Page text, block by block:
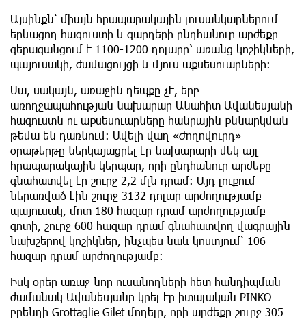
Այսինքն՝ միայն հրապարակային լուսանկարներում
երևացող հագուստի և զարդերի ընդհանուր արժեքը
գերազանցում է 1100-1200 դոլարը՝ առանց կոշիկների,
պայուսակի, ժամացույցի և մյուս աքսեսուարների։
Սա, սակայն, առաջին դեպքը չէ, երբ
առողջապահության նախարար Անահիտ Ավանեսյանի
հագուստն ու աքսեսուարները հանրային քննարկման
թեմա են դառնում։ Ավելի վաղ «Ժողովուրդ»
օրաթերթը ներկայացրել էր նախարարի մեկ այլ
հրապարակային կերպար, որի ընդհանուր արժեքը
գնահատվել էր շուրջ 2,2 մլն դրամ։ Այդ լուքում
ներառված էին շուրջ 3132 դոլար արժողությամբ
պայուսակ, մոտ 180 հազար դրամ արժողությամբ
գոտի, շուրջ 600 հազար դրամ գնահատվող վագրային
նախշերով կոշիկներ, ինչպես նաև կոստյում՝ 106
հազար դրամ արժողությամբ։
Իսկ օրեր առաջ նոր ուսանողների հետ հանդիպման
ժամանակ Ավանեսյանը կրել էր իտալական PINKO
բրենդի Grottaglie Gilet մոդելը, որի արժեքը շուրջ 305